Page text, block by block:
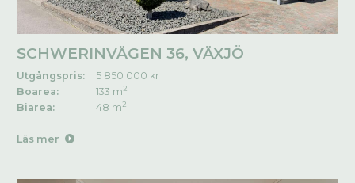
SCHWERINVÄGEN 36, VÄXJÖ
Utgångspris:
5 850 000 kr
Boarea:
133 m2
Biarea: 48 m2
Läs mer